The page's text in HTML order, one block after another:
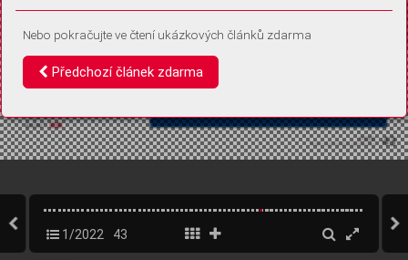
1/2022 43
Nebo pokračujte ve čtení ukázkových článků zdarma
Předchozí článek zdarma